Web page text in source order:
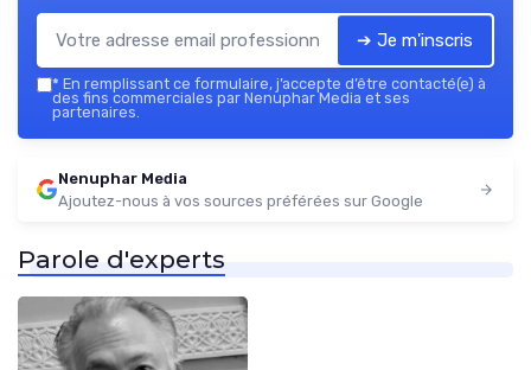
➔ Je m'inscris
* En remplissant ce formulaire, j’accepte d’être contacté(e) à
des fins commerciales par Nenuphar Media et ses
partenaires.
Nenuphar Media
Ajoutez-nous à vos sources préférées sur Google
Parole d'experts